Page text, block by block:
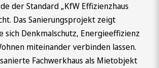
der Standard „KfW Effizienzhaus
Das Sanierungsprojekt zeigt
sich Denkmalschutz, Energieeffizienz
miteinander verbinden lassen.
Fachwerkhaus als Mietobjekt